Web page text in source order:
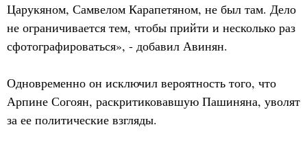
Царукяном, Самвелом Карапетяном, не был там. Дело
не ограничивается тем, чтобы прийти и несколько раз
сфотографироваться», - добавил Авинян.
Одновременно он исключил вероятность того, что
Арпине Согоян, раскритиковавшую Пашиняна, уволят
за ее политические взгляды.